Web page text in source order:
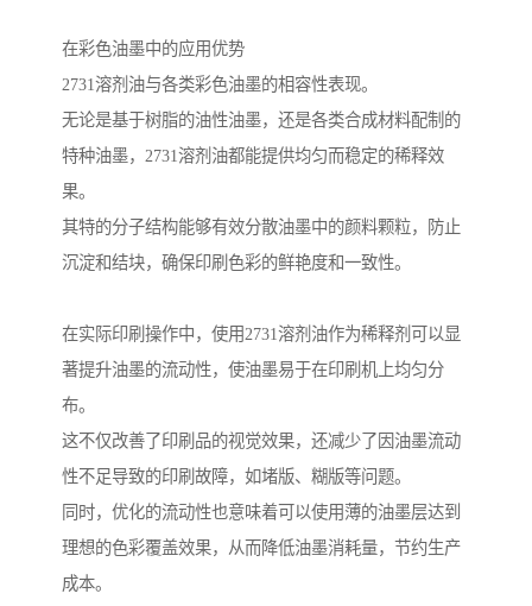
在彩色油墨中的应用优势
2731溶剂油与各类彩色油墨的相容性表现。
无论是基于树脂的油性油墨，还是各类合成材料配制的
特种油墨，2731溶剂油都能提供均匀而稳定的稀释效
果。
其特的分子结构能够有效分散油墨中的颜料颗粒，防止
沉淀和结块，确保印刷色彩的鲜艳度和一致性。
在实际印刷操作中，使用2731溶剂油作为稀释剂可以显
著提升油墨的流动性，使油墨易于在印刷机上均匀分
布。
这不仅改善了印刷品的视觉效果，还减少了因油墨流动
性不足导致的印刷故障，如堵版、糊版等问题。
同时，优化的流动性也意味着可以使用薄的油墨层达到
理想的色彩覆盖效果，从而降低油墨消耗量，节约生产
成本。